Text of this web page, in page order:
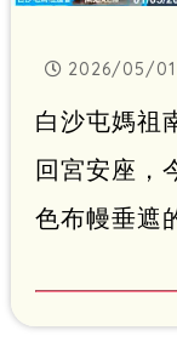
2026/05/01
白沙屯媽祖
回宮安座，
色布幔垂遮
頭攢動的
宮刈火、